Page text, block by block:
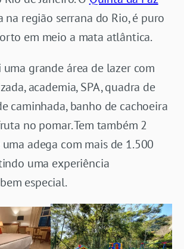
na região serrana do Rio, é puro
em meio a mata atlântica.
grande área de lazer com
academia, SPA, quadra de
caminhada, banho de cachoeira
no pomar. Tem também 2
adega com mais de 1.500
uma experiência
especial.